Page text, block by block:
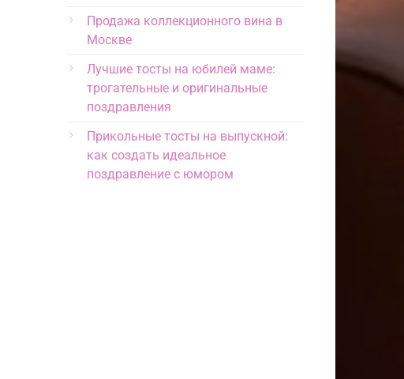
Продажа коллекционного вина в
Москве
Лучшие тосты на юбилей маме:
трогательные и оригинальные
поздравления
Прикольные тосты на выпускной:
как создать идеальное
поздравление с юмором